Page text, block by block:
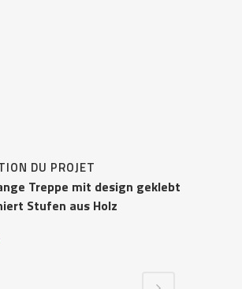
DU PROJET
Treppe mit design geklebt
Stufen aus Holz